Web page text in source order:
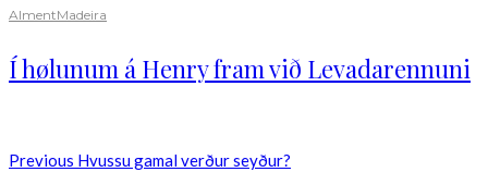
AlmentMadeira
Í hølunum á Henry fram við Levadarennuni
Previous Hvussu gamal verður seyður?